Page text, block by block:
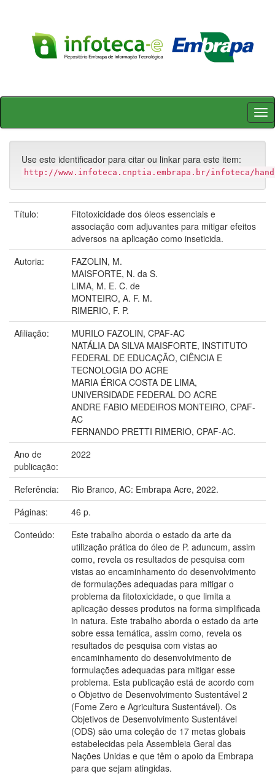
Skip
Use este identificador para citar ou linkar para este item:
http://www.infoteca.cnptia.embrapa.br/infoteca/
Título:
Fitotoxicidade dos óleos essenciais e
associação com adjuvantes para mitigar efeitos
adversos na aplicação como inseticida.
Autoria:
FAZOLIN, M.
MAISFORTE, N. da S.
LIMA, M. E. C. de
MONTEIRO, A. F. M.
RIMERIO, F. P.
Afiliação:
MURILO FAZOLIN, CPAF-AC
NATÁLIA DA SILVA MAISFORTE, INSTITUTO
FEDERAL DE EDUCAÇÃO, CIÊNCIA E
TECNOLOGIA DO ACRE
MARIA ÉRICA COSTA DE LIMA,
UNIVERSIDADE FEDERAL DO ACRE
ANDRE FABIO MEDEIROS MONTEIRO, CPAF-
AC
FERNANDO PRETTI RIMERIO, CPAF-AC.
Ano de
publicação:
2022
Referência:
Rio Branco, AC: Embrapa Acre, 2022.
Páginas:
46 p.
Conteúdo:
Este trabalho aborda o estado da arte da
utilização prática do óleo de P. aduncum, assim
como, revela os resultados de pesquisa com
vistas ao encaminhamento do desenvolvimento
de formulações adequadas para mitigar o
problema da fitotoxicidade, o que limita a
aplicação desses produtos na forma simplificada
in natura. Este trabalho aborda o estado da arte
sobre essa temática, assim como, revela os
resultados de pesquisa com vistas ao
encaminhamento do desenvolvimento de
formulações adequadas para mitigar esse
problema. Esta publicação está de acordo com
o Objetivo de Desenvolvimento Sustentável 2
(Fome Zero e Agricultura Sustentável). Os
Objetivos de Desenvolvimento Sustentável
(ODS) são uma coleção de 17 metas globais
estabelecidas pela Assembleia Geral das
Nações Unidas e que têm o apoio da Embrapa
para que sejam atingidas.